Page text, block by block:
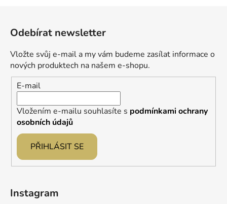
Odebírat newsletter
Vložte svůj e-mail a my vám budeme zasílat informace o
nových produktech na našem e-shopu.
E-mail
Vložením e-mailu souhlasíte s podmínkami ochrany
osobních údajů
PŘIHLÁSIT SE
Instagram